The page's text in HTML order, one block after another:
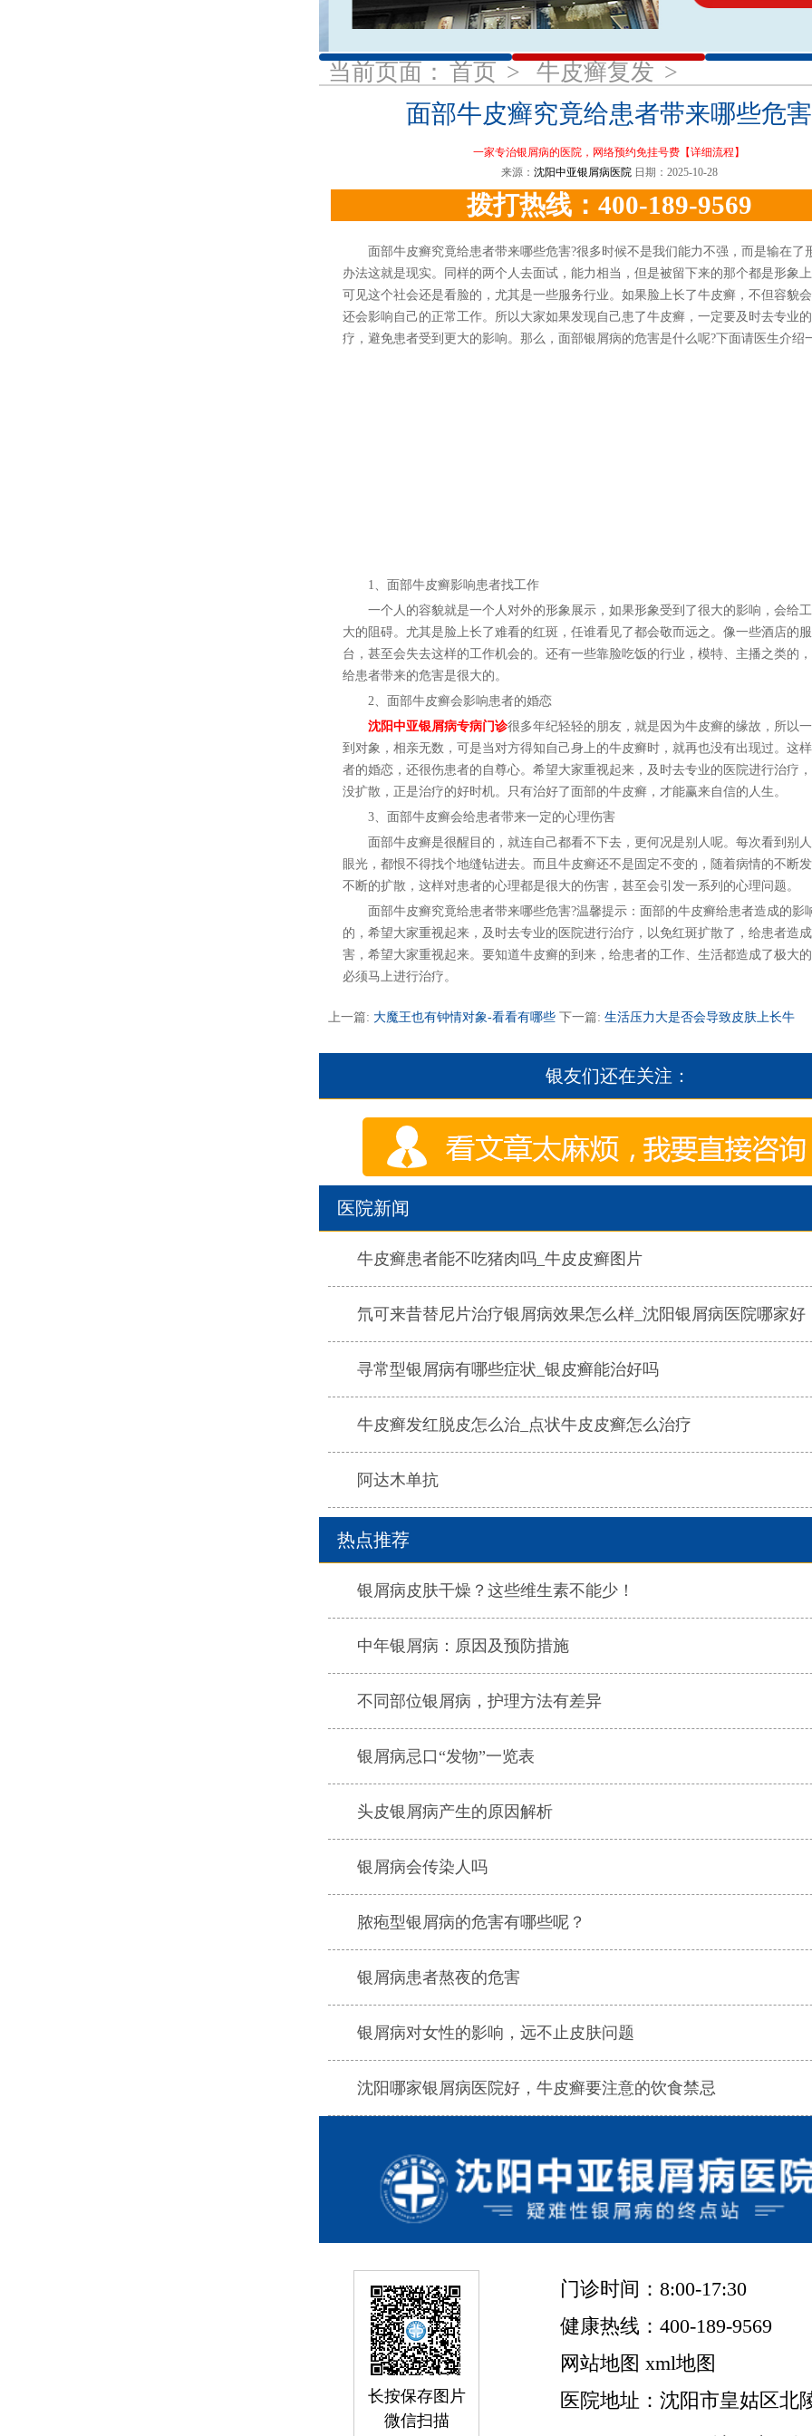
1 2 3
当前页面： 首页 > 牛皮癣复发 >
面部牛皮癣究竟给患者带来哪些危害
一家专治银屑病的医院，网络预约免挂号费 【详细流程】
来源： 沈阳中亚银屑病医院 日期：2025-10-28
拨打热线：400-189-9569
面部牛皮癣究竟给患者带来哪些危害?很多时候不是我们能力不强，而是输在了
办法这就是现实。同样的两个人去面试，能力相当，但是被留下来的那个都是形象上
可见这个社会还是看脸的，尤其是一些服务行业。如果脸上长了牛皮癣，不但容貌会
还会影响自己的正常工作。所以大家如果发现自己患了牛皮癣，一定要及时去专业
疗，避免患者受到更大的影响。那么，面部银屑病的危害是什么呢?下面请医生介绍
1、面部牛皮癣影响患者找工作
一个人的容貌就是一个人对外的形象展示，如果形象受到了很大的影响，会给
大的阻碍。尤其是脸上长了难看的红斑，任谁看见了都会敬而远之。像一些酒店的
台，甚至会失去这样的工作机会的。还有一些靠脸吃饭的行业，模特、主播之类的
给患者带来的危害是很大的。
2、面部牛皮癣会影响患者的婚恋
沈阳中亚银屑病专病门诊很多年纪轻轻的朋友，就是因为牛皮癣的缘故，所以
到对象，相亲无数，可是当对方得知自己身上的牛皮癣时，就再也没有出现过。这
者的婚恋，还很伤患者的自尊心。希望大家重视起来，及时去专业的医院进行治疗
没扩散，正是治疗的好时机。只有治好了面部的牛皮癣，才能赢来自信的人生。
3、面部牛皮癣会给患者带来一定的心理伤害
面部牛皮癣是很醒目的，就连自己都看不下去，更何况是别人呢。每次看到别
眼光，都恨不得找个地缝钻进去。而且牛皮癣还不是固定不变的，随着病情的不断
不断的扩散，这样对患者的心理都是很大的伤害，甚至会引发一系列的心理问题。
面部牛皮癣究竟给患者带来哪些危害?温馨提示：面部的牛皮癣给患者造成的影
的，希望大家重视起来，及时去专业的医院进行治疗，以免红斑扩散了，给患者造
害，希望大家重视起来。要知道牛皮癣的到来，给患者的工作、生活都造成了极大
必须马上进行治疗。
上一篇: 大魔王也有钟情对象-看看有哪些 下一篇: 生活压力大是否会导致皮肤上长牛
银友们还在关注：
医院新闻
牛皮癣患者能不吃猪肉吗_牛皮皮癣图片
氘可来昔替尼片治疗银屑病效果怎么样_沈阳银屑病医院哪家好
寻常型银屑病有哪些症状_银皮癣能治好吗
牛皮癣发红脱皮怎么治_点状牛皮皮癣怎么治疗
阿达木单抗
热点推荐
银屑病皮肤干燥？这些维生素不能少！
中年银屑病：原因及预防措施
不同部位银屑病，护理方法有差异
银屑病忌口“发物”一览表
头皮银屑病产生的原因解析
银屑病会传染人吗
脓疱型银屑病的危害有哪些呢？
银屑病患者熬夜的危害
银屑病对女性的影响，远不止皮肤问题
沈阳哪家银屑病医院好，牛皮癣要注意的饮食禁忌
长按保存图片
微信扫描
门诊时间：8:00-17:30
健康热线：400-189-9569
网站地图 xml地图
医院地址：沈阳市皇姑区北